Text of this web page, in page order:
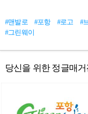
#맨발로 #포항 #로고 #
#그린웨이
당신을 위한 정글매거